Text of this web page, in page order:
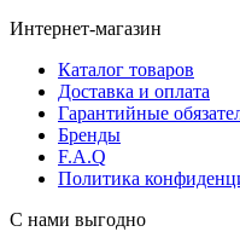
Интернет-магазин
Каталог товаров
Доставка и оплата
Гарантийные
Бренды
F.A.Q
Политика
С нами выгодно